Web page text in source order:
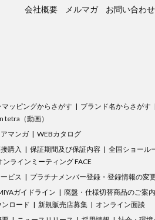
会社概要 メルマガ お問い合わせ
ッピングからさがす ブランド名からさがす
tetra（動画）
マンガ
WEBカタログ
購入 保証期間及び保証内容 全国ショール
ンラインミーティング FACE
ビス
プラチナメンバー登録・登録情報の変
ガイドライン 廃盤・仕様切替商品のご案内
ロード 新規販売店募集
オンライン面談